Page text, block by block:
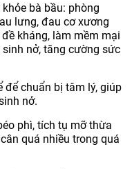
bà bầu: phòng
lưng, đau cơ xương
kháng, làm mềm mại
nở, tăng cường sức
để chuẩn bị tâm lý, giúp
nở.
phì, tích tụ mỡ thừa
quá nhiều trong quá